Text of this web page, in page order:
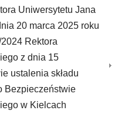
Uniwersytetu Jana
20 marca 2025 roku
Rektora
z dnia 15
ustalenia składu
Bezpieczeństwie
w Kielcach